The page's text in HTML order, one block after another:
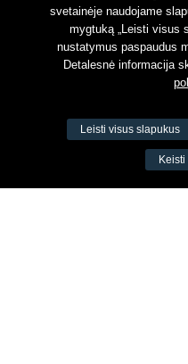
VŠĮ Fitneso mokymo
svetainėje naudojame
mygtuką „Leisti visus
nustatymus paspaudus
Detalesnė informacija
Leisti visus slapukus